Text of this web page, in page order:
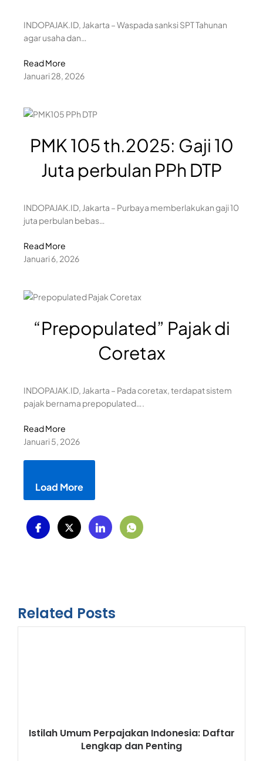
INDOPAJAK.ID, Jakarta – Waspada sanksi SPT Tahunan
agar usaha dan…
Read More
Januari 28, 2026
PMK 105 th.2025: Gaji 10
Juta perbulan PPh DTP
INDOPAJAK.ID, Jakarta – Purbaya memberlakukan gaji 10
juta perbulan bebas…
Read More
Januari 6, 2026
“Prepopulated” Pajak di
Coretax
INDOPAJAK.ID, Jakarta – Pada coretax, terdapat sistem
pajak bernama prepopulated….
Read More
Januari 5, 2026
Load More
Related Posts
Istilah Umum Perpajakan Indonesia: Daftar
Lengkap dan Penting